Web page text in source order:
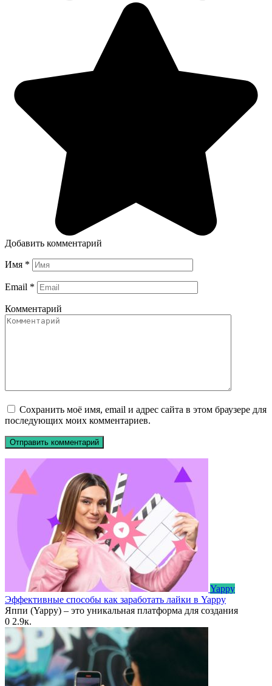
Добавить комментарий
Имя *
Email *
Комментарий
Сохранить моё имя, email и адрес сайта в этом браузере для
последующих моих комментариев.
Yappy
Эффективные способы как заработать лайки в Yappy
Яппи (Yappy) – это уникальная платформа для создания
0 2.9к.